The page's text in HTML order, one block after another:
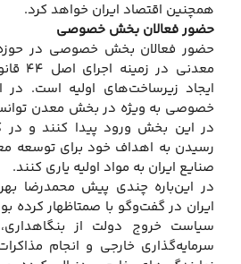
همچنین اقتصاد ایران خواهد کرد.
حضور فعالان بخش خصوصی
حضور فعالان بخش خصوصی در
ایجاد زیرساخت‌های اولیه است.
خصوصی به ویژه در بخش معدن
در این بخش ورود پیدا کنند و در
رسیدن به اهداف خود برای توسعه
صنایع ایران به مواد اولیه یاری کنند.
در این‌باره چندی پیش محمدرضا
سیاست خروج دولت از
سرمایه‌گذاری خارجی و انجام